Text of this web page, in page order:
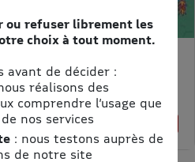
ou refuser librement les
choix à tout moment.
avant de décider :
réalisons des
comprendre l’usage que
nos services
: nous testons auprès de
de notre site